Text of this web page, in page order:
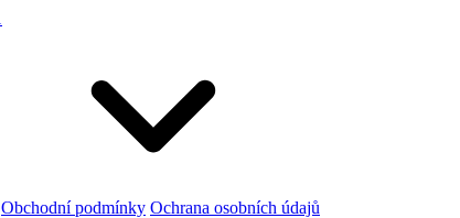
Obchodní podmínky Ochrana osobních údajů